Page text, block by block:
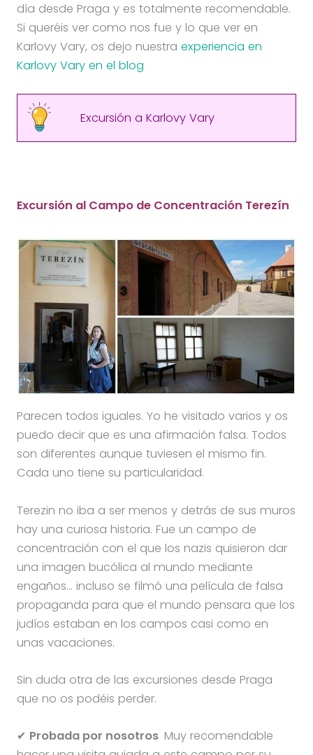
día desde Praga y es totalmente recomendable.
Si queréis ver como nos fue y lo que ver en
Karlovy Vary, os dejo nuestra experiencia en
Karlovy Vary en el blog
Excursión a Karlovy Vary
Excursión al Campo de Concentración Terezín
Parecen todos iguales. Yo he visitado varios y os
puedo decir que es una afirmación falsa. Todos
son diferentes aunque tuviesen el mismo fin.
Cada uno tiene su particularidad.
Terezin no iba a ser menos y detrás de sus muros
hay una curiosa historia. Fue un campo de
concentración con el que los nazis quisieron dar
una imagen bucólica al mundo mediante
engaños… incluso se filmó una película de falsa
propaganda para que el mundo pensara que los
judíos estaban en los campos casi como en
unas vacaciones.
Sin duda otra de las excursiones desde Praga
que no os podéis perder.
✔ Probada por nosotros Muy recomendable